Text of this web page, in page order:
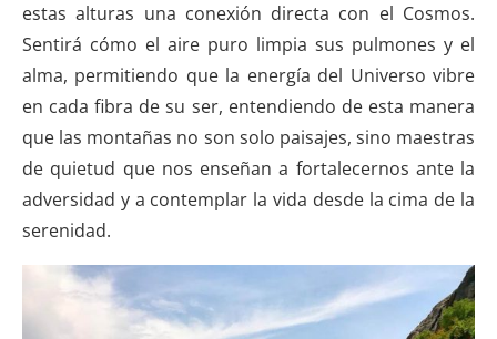
estas alturas una conexión directa con el Cosmos.
Sentirá cómo el aire puro limpia sus pulmones y el
alma, permitiendo que la energía del Universo vibre
en cada fibra de su ser, entendiendo de esta manera
que las montañas no son solo paisajes, sino maestras
de quietud que nos enseñan a fortalecernos ante la
adversidad y a contemplar la vida desde la cima de la
serenidad.